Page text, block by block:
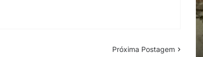
Próxima Postagem